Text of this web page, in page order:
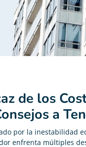
de los
a
por la inestabilidad
enfrenta múltiples